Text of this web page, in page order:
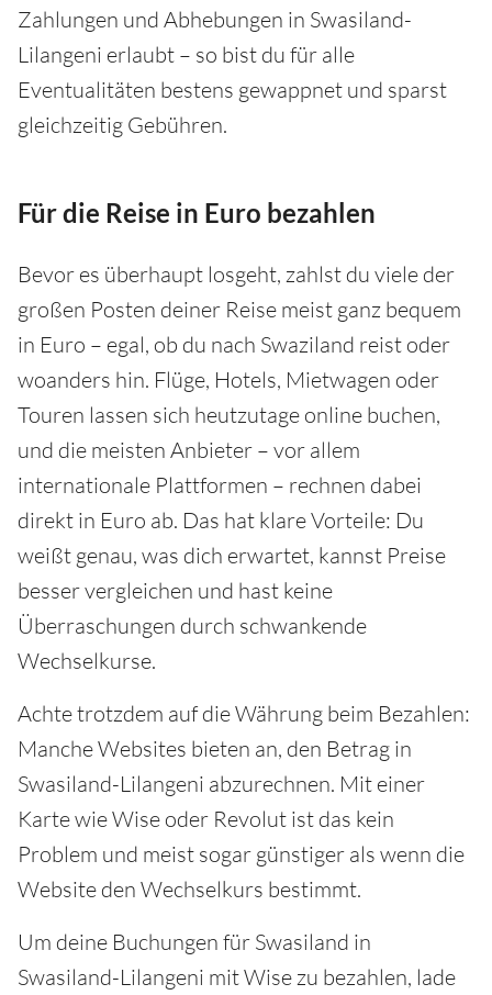
Zahlungen und Abhebungen in Swasiland-
Lilangeni erlaubt – so bist du für alle
Eventualitäten bestens gewappnet und sparst
gleichzeitig Gebühren.
Für die Reise in Euro bezahlen
Bevor es überhaupt losgeht, zahlst du viele der
großen Posten deiner Reise meist ganz bequem
in Euro – egal, ob du nach Swaziland reist oder
woanders hin. Flüge, Hotels, Mietwagen oder
Touren lassen sich heutzutage online buchen,
und die meisten Anbieter – vor allem
internationale Plattformen – rechnen dabei
direkt in Euro ab. Das hat klare Vorteile: Du
weißt genau, was dich erwartet, kannst Preise
besser vergleichen und hast keine
Überraschungen durch schwankende
Wechselkurse.
Achte trotzdem auf die Währung beim Bezahlen:
Manche Websites bieten an, den Betrag in
Swasiland-Lilangeni abzurechnen. Mit einer
Karte wie Wise oder Revolut ist das kein
Problem und meist sogar günstiger als wenn die
Website den Wechselkurs bestimmt.
Um deine Buchungen für Swasiland in
Swasiland-Lilangeni mit Wise zu bezahlen, lade